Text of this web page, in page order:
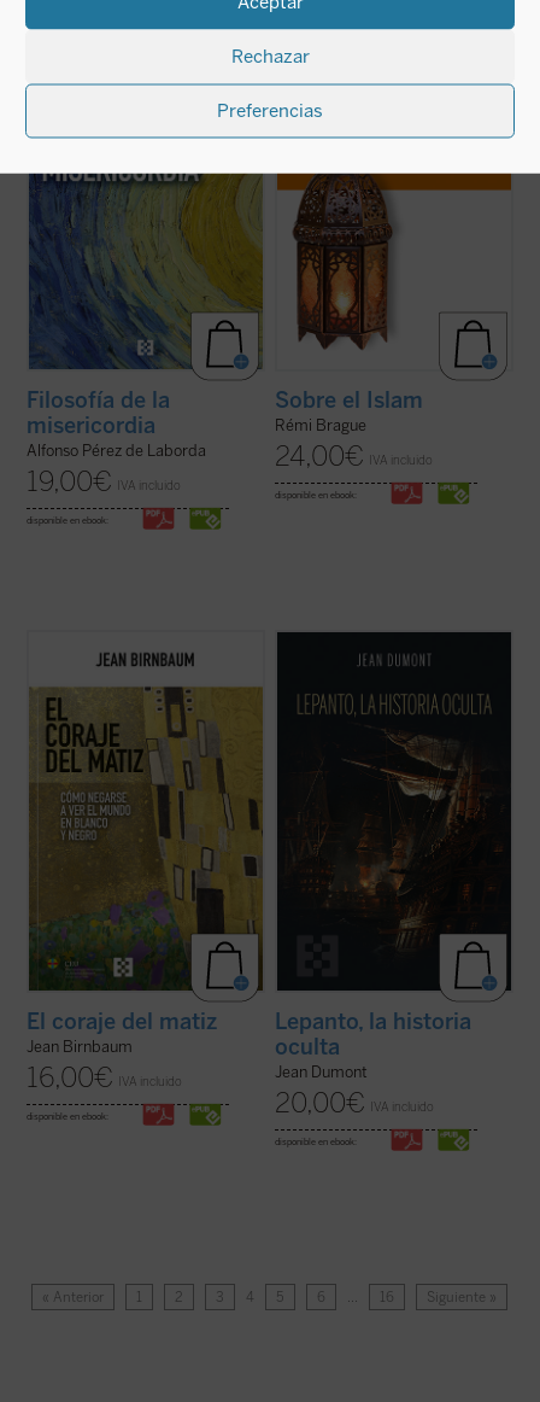
Rechazar
Preferencias
Rodeando el conjunto de toda la Realidad de
Realidad extremosa de quien es el único
Filosofía de la
misericordia
Alfonso Pérez de Laborda
19,00€ IVA incluido
disponible en ebook:
El Islam es objeto de interminables
¿qué es el Islam? ¿Una forma de
civilización? Rémi Brague vuelve sobre
Sobre el Islam
Rémi Brague
24,00€ IVA incluido
disponible en ebook:
prefieren atizar el odio antes que iluminar
reconfortar a todos los que se niegan a
aceptar el «embrutecimiento» de nuestro
debate público y que quieren preservar el ...
(ver ficha)
El coraje del matiz
Jean Birnbaum
16,00€ IVA incluido
disponible en ebook:
victoria de Lepanto, cuando la Europa
expansionismo islámico que amenazaba
las puertas de Roma, Venecia y Viena. Pero
más allá de este acontecimiento, Dumont ...
Lepanto, la historia
oculta
Jean Dumont
20,00€ IVA incluido
disponible en ebook:
« Anterior 1 2 3 4 5 6 … 16 Siguiente »